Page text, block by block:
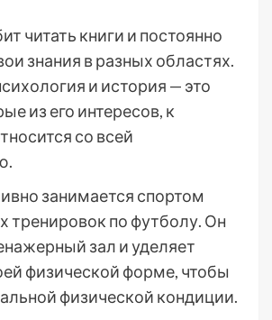
читать книги и постоянно
знания в разных областях.
и история — это
из его интересов, к
со всей
занимается спортом
тренировок по футболу. Он
зал и уделяет
физической форме, чтобы
физической кондиции.